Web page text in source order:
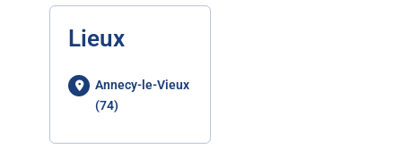
Lieux
Annecy-le-Vieux
(74)